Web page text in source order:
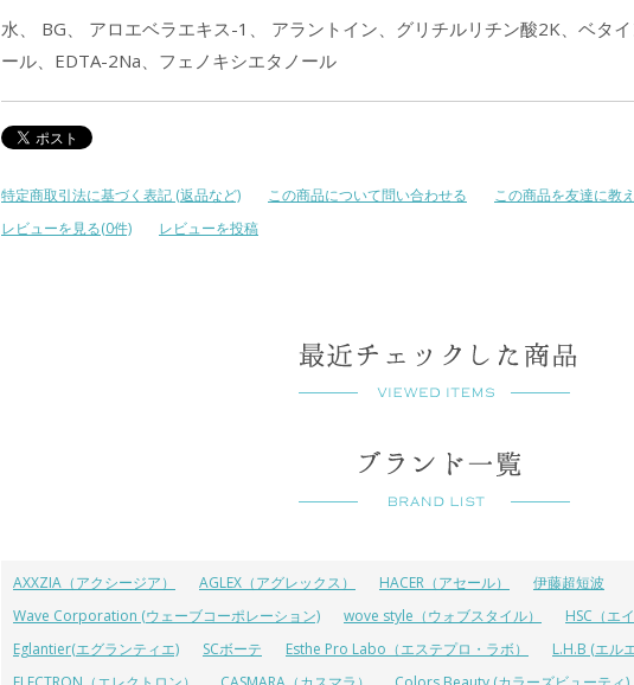
水、 BG、 アロエベラエキス-1、 アラントイン、グリチルリチン酸2K、ベタ
ール、EDTA-2Na、フェノキシエタノール
特定商取引法に基づく表記 (返品など) この商品について問い合わせる この商品を友達に教
レビューを見る(0件)
レビューを投稿
AXXZIA（アクシージア） AGLEX（アグレックス） HACER（アセール）
伊藤超短波
Wave Corporation (ウェーブコーポレーション)
wove style（ウォブスタイル）
HSC（エ
Eglantier(エグランティエ)
SCボーテ Esthe Pro Labo（エステプロ・ラボ）
L.H.B (エル